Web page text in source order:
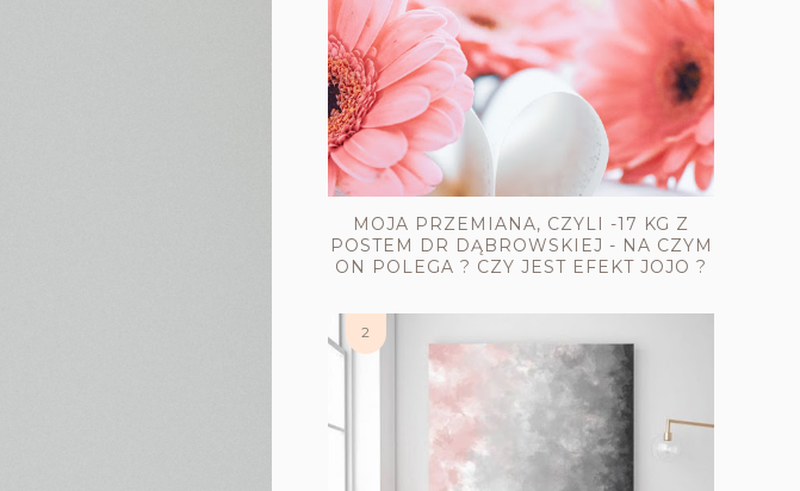
MOJA PRZEMIANA, CZYLI -17 KG Z
POSTEM DR DĄBROWSKIEJ - NA CZYM
ON POLEGA ? CZY JEST EFEKT JOJO ?